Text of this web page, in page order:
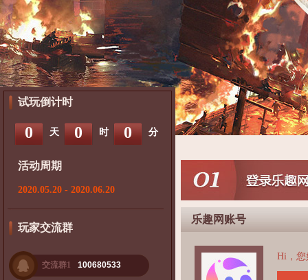
试玩倒计时
0 天 0 时 0 分
活动周期
2020.05.20 - 2020.06.20
玩家交流群
交流群1 100680533
乐趣网账号
Hi，您